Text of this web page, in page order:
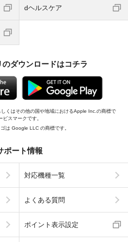
dヘルスケア
ダウンロードはコチラ
くはその他の国や地域におけるApple Inc.の商標で
スマークです。
は Google LLC の商標です。
ポート情報
対応機種一覧
よくある質問
ポイント表示設定